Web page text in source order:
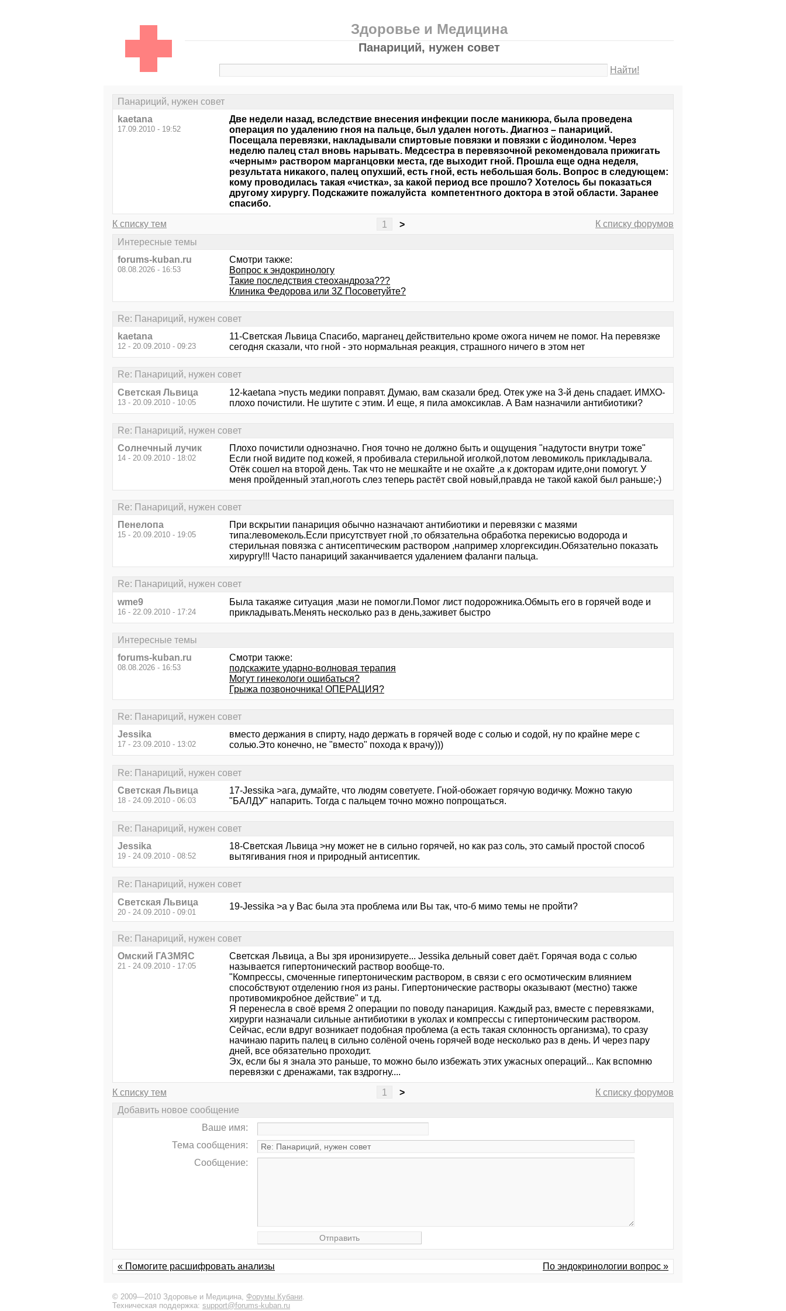
Здоровье и Медицина
Панариций, нужен совет
Найти!
Панариций, нужен совет
kaetana
17.09.2010 - 19:52
Две недели назад, вследствие внесения инфекции после маникюра, была проведена
операция по удалению гноя на пальце, был удален ноготь. Диагноз – панариций.
Посещала перевязки, накладывали спиртовые повязки и повязки с йодинолом. Через
неделю палец стал вновь нарывать. Медсестра в перевязочной рекомендовала прижигать
«черным» раствором марганцовки места, где выходит гной. Прошла еще одна неделя,
результата никакого, палец опухший, есть гной, есть небольшая боль. Вопрос в следующем:
кому проводилась такая «чистка», за какой период все прошло? Хотелось бы показаться
другому хирургу. Подскажите пожалуйста компетентного доктора в этой области. Заранее
спасибо.
К списку тем 1 >
К списку форумов
Интересные темы
forums-kuban.ru
08.08.2026 - 16:53
Смотри также:
Вопрос к эндокринологу
Такие последствия стеохандроза???
Клиника Федорова или 3Z Посоветуйте?
Re: Панариций, нужен совет
kaetana
12 - 20.09.2010 - 09:23
11-Светская Львица Спасибо, марганец действительно кроме ожога ничем не помог. На перевязке
сегодня сказали, что гной - это нормальная реакция, страшного ничего в этом нет
Re: Панариций, нужен совет
Светская Львица
13 - 20.09.2010 - 10:05
12-kaetana >пусть медики поправят. Думаю, вам сказали бред. Отек уже на 3-й день спадает. ИМХО-
плохо почистили. Не шутите с этим. И еще, я пила амоксиклав. А Вам назначили антибиотики?
Re: Панариций, нужен совет
Солнечный лучик
14 - 20.09.2010 - 18:02
Плохо почистили однозначно. Гноя точно не должно быть и ощущения "надутости внутри тоже"
Если гной видите под кожей, я пробивала стерильной иголкой,потом левомиколь прикладывала.
Отёк сошел на второй день. Так что не мешкайте и не охайте ,а к докторам идите,они помогут. У
меня пройденный этап,ноготь слез теперь растёт свой новый,правда не такой какой был раньше;-)
Re: Панариций, нужен совет
Пенелопа
15 - 20.09.2010 - 19:05
При вскрытии панариция обычно назначают антибиотики и перевязки с мазями
типа:левомеколь.Если присутствует гной ,то обязательна обработка перекисью водорода и
стерильная повязка с антисептическим раствором ,например хлоргексидин.Обязательно показать
хирургу!!! Часто панариций заканчивается удалением фаланги пальца.
Re: Панариций, нужен совет
wme9
16 - 22.09.2010 - 17:24
Была такаяже ситуация ,мази не помогли.Помог лист подорожника.Обмыть его в горячей воде и
прикладывать.Менять несколько раз в день,заживет быстро
Интересные темы
forums-kuban.ru
08.08.2026 - 16:53
Смотри также:
подскажите ударно-волновая терапия
Могут гинекологи ошибаться?
Грыжа позвоночника! ОПЕРАЦИЯ?
Re: Панариций, нужен совет
Jessika
17 - 23.09.2010 - 13:02
вместо держания в спирту, надо держать в горячей воде с солью и содой, ну по крайне мере с
солью.Это конечно, не "вместо" похода к врачу)))
Re: Панариций, нужен совет
Светская Львица
18 - 24.09.2010 - 06:03
17-Jessika >ага, думайте, что людям советуете. Гной-обожает горячую водичку. Можно такую
"БАЛДУ" напарить. Тогда с пальцем точно можно попрощаться.
Re: Панариций, нужен совет
Jessika
19 - 24.09.2010 - 08:52
18-Светская Львица >ну может не в сильно горячей, но как раз соль, это самый простой способ
вытягивания гноя и природный антисептик.
Re: Панариций, нужен совет
Светская Львица
20 - 24.09.2010 - 09:01
19-Jessika >а у Вас была эта проблема или Вы так, что-б мимо темы не пройти?
Re: Панариций, нужен совет
Омский ГАЗМЯС
21 - 24.09.2010 - 17:05
Светская Львица, а Вы зря иронизируете... Jessika дельный совет даёт. Горячая вода с солью
называется гипертонический раствор вообще-то.
"Компрессы, смоченные гипертоническим раствором, в связи с его осмотическим влиянием
способствуют отделению гноя из раны. Гипертонические растворы оказывают (местно) также
противомикробное действие" и т.д.
Я перенесла в своё время 2 операции по поводу панариция. Каждый раз, вместе с перевязками,
хирурги назначали сильные антибиотики в уколах и компрессы с гипертоническим раствором.
Сейчас, если вдруг возникает подобная проблема (а есть такая склонность организма), то сразу
начинаю парить палец в сильно солёной очень горячей воде несколько раз в день. И через пару
дней, все обязательно проходит.
Эх, если бы я знала это раньше, то можно было избежать этих ужасных операций... Как вспомню
перевязки с дренажами, так вздрогну....
К списку тем 1 >
К списку форумов
Добавить новое сообщение
Ваше имя:
Тема сообщения:
Сообщение:
« Помогите расшифровать анализы По эндокринологии вопрос »
© 2009—2010 Здоровье и Медицина, Форумы Кубани.
Техническая поддержка: support@forums-kuban.ru